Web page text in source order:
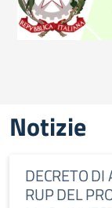
Notizie
DECRETO DI
RUP DEL